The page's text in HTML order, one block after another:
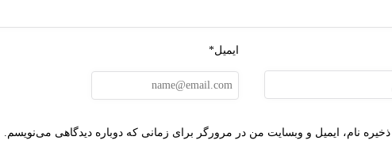
ایمیل*
ذخیره نام، ایمیل و وبسایت من در مرورگر برای زمانی که دوباره دیدگاهی می‌نویسم.